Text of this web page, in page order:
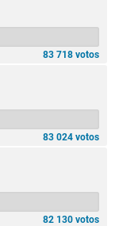
83 718 votos
83 024 votos
82 130 votos